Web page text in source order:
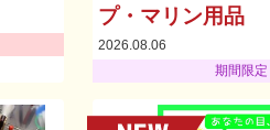
プ・マリン用品
2026.08.06
期間限定